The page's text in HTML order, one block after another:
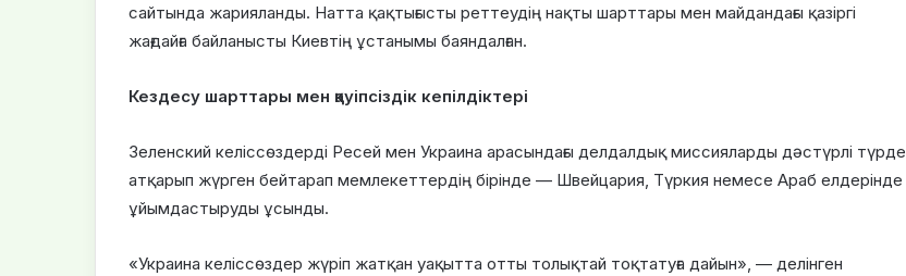
сайтында жарияланды. Hатта қақтығысты реттеудің нақты шарттары мен майдандағы қазіргі
жағдайға байланысты Киевтің ұстанымы баяндалған.
Кездесу шарттары мен қауіпсіздік кепілдіктері
Зеленский келіссөздерді Ресей мен Украина арасындағы делдалдық миссияларды дәстүрлі түрде
атқарып жүрген бейтарап мемлекеттердің бірінде — Швейцария, Түркия немесе Араб елдерінде
ұйымдастыруды ұсынды.
«Украина келіссөздер жүріп жатқан уақытта отты толықтай тоқтатуға дайын», — делінген